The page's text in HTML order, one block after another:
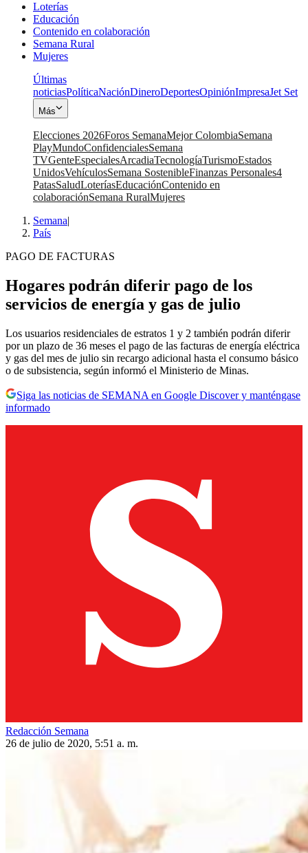
Loterías
Educación
Contenido en colaboración
Semana Rural
Mujeres
Últimas
noticiasPolíticaNaciónDineroDeportesOpiniónImpresaJet Set
Más
Elecciones 2026Foros SemanaMejor ColombiaSemana
PlayMundoConfidencialesSemana
TVGenteEspecialesArcadiaTecnologíaTurismoEstados
UnidosVehículosSemana SostenibleFinanzas Personales4
PatasSaludLoteríasEducaciónContenido en
colaboraciónSemana RuralMujeres
Semana|
País
PAGO DE FACTURAS
Hogares podrán diferir pago de los
servicios de energía y gas de julio
Los usuarios residenciales de estratos 1 y 2 también podrán diferir
por un plazo de 36 meses el pago de las facturas de energía eléctrica
y gas del mes de julio sin recargo adicional hasta el consumo básico
o de subsistencia, según informó el Ministerio de Minas.
Siga las noticias de SEMANA en Google Discover y manténgase
informado
Redacción Semana
26 de julio de 2020, 5:51 a. m.